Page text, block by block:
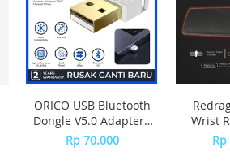
ORICO USB Bluetooth
Dongle V5.0 Adapter -
BTA-508 - WHITE
Rp 70.000
Wrist